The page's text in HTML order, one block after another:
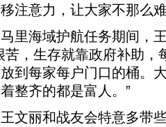
注意力，让大家不那么
海域护航任务期间，
苦，生存就靠政府补助，
到每家每户门口的桶。
整齐的都是富人。”
丽和战友会特意多带